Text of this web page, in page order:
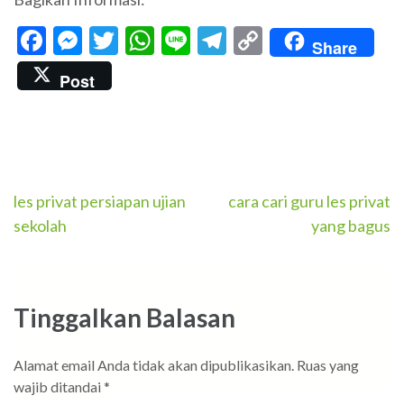
Facebook
Messenger
Twitter
WhatsApp
LineTelegram
Copy
Link
Share
Post
Navigasi
pos
les privat persiapan ujian
sekolah
cara cari guru les privat
yang bagus
Tinggalkan Balasan
Alamat email Anda tidak akan dipublikasikan. Ruas yang
wajib ditandai *